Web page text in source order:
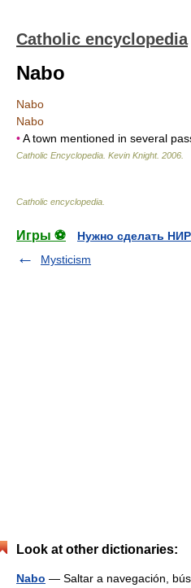
Catholic encyclopedia
Nabo
Nabo
Nabo
•A town mentioned in several
Catholic Encyclopedia Kevin Knight. 2006
Catholic encyclopedia
Игры ⚽
Нужно сделать
Mysticism
Look at other dictionaries:
Nabo — Saltar a navegación,